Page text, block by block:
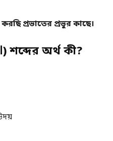
প্রভাতের প্রভুর কাছে।
৩. আল-ফালাক (الفلق) শব্দের অর্থ কী?